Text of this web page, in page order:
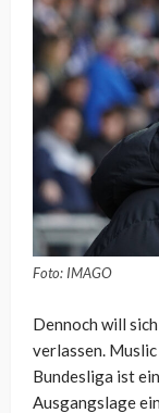
Foto: IMAGO
Dennoch will
verlassen.
Bundesliga ist
Ausgangslage